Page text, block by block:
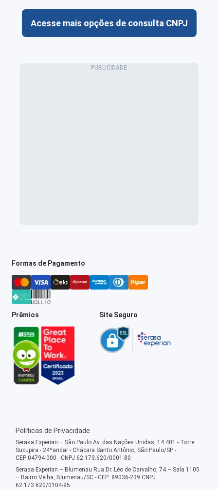
Acesse mais opções de consulta CNPJ
Formas de Pagamento
Prêmios Site Seguro
Políticas de Privacidade
Serasa Experian – São Paulo Av. das Nações Unidas, 14.401 - Torre
Sucupira - 24ºandar - Chácara Santo Antônio, São Paulo/SP -
CEP:04794-000 - CNPJ 62.173.620/0001-80
Serasa Experian – Blumenau Rua Dr. Léo de Carvalho, 74 – Sala 1105
– Bairro Velha, Blumenau/SC - CEP: 89036-239 CNPJ
62.173.620/0104-95